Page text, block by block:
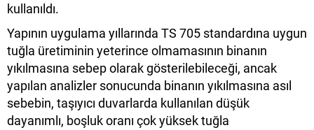
kullanıldı.
Yapının uygulama yıllarında TS 705 standardına uygun
tuğla üretiminin yeterince olmamasının binanın
yıkılmasına sebep olarak gösterilebileceği, ancak
yapılan analizler sonucunda binanın yıkılmasına asıl
sebebin, taşıyıcı duvarlarda kullanılan düşük
dayanımlı, boşluk oranı çok yüksek tuğla